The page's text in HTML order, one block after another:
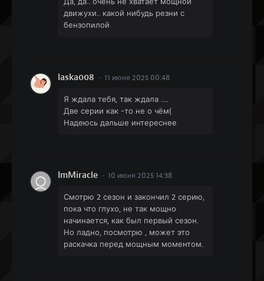
движухи.. какой нибудь резни с
бензопилой
laska008 11 июня 2025 00:48
Я ждала тебя, так ждала ....
Две серии как -то не о чём(
Надеюсь дальше интереснее
ImMiracle 10 июня 2025 14:38
Смотрю 2 сезон и закончил 2 серию,
пока что глухо, не так мощно
начинается, как был первый сезон.
Но ладно, посмотрю , может это
раскачка перед мощным моментом.